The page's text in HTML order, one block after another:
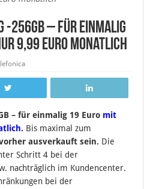
-256GB – für einmalig
9,99 Euro monatlich
– für einmalig 19 Euro mit
Bis maximal zum
ausverkauft sein. Die
Schritt 4 bei der
nachträglich im Kundencenter.
bei der